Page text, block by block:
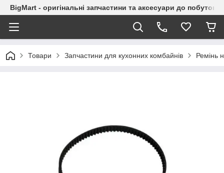
BigMart - оригінальні запчастини та аксесуари до побутової
Товари Запчастини для кухонних комбайнів Ремінь